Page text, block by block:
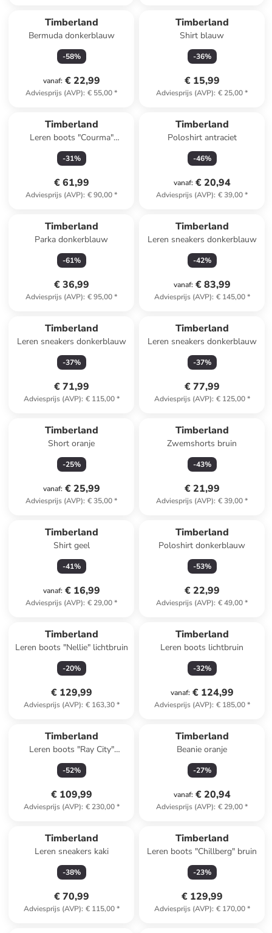
Timberland
Bermuda donkerblauw
-58%
vanaf: € 22,99
Adviesprijs (AVP): € 55,00*
Timberland
Shirt blauw
-36%
€ 15,99
Adviesprijs (AVP): € 25,00*
Timberland
Leren boots "Courma"
lichtbruin
-31%
€ 61,99
Adviesprijs (AVP): € 90,00*
Timberland
Poloshirt antraciet
-46%
vanaf: € 20,94
Adviesprijs (AVP): € 39,00*
Timberland
Parka donkerblauw
-61%
€ 36,99
Adviesprijs (AVP): € 95,00*
Timberland
Leren sneakers donkerblauw
-42%
vanaf: € 83,99
Adviesprijs (AVP): € 145,00*
Timberland
Leren sneakers donkerblauw
-37%
€ 71,99
Adviesprijs (AVP): € 115,00*
Timberland
Leren sneakers donkerblauw
-37%
€ 77,99
Adviesprijs (AVP): € 125,00*
Timberland
Short oranje
-25%
vanaf: € 25,99
Adviesprijs (AVP): € 35,00*
Timberland
Zwemshorts bruin
-43%
€ 21,99
Adviesprijs (AVP): € 39,00*
Timberland
Shirt geel
-41%
vanaf: € 16,99
Adviesprijs (AVP): € 29,00*
Timberland
Poloshirt donkerblauw
-53%
€ 22,99
Adviesprijs (AVP): € 49,00*
Timberland
Leren boots "Nellie" lichtbruin
-20%
€ 129,99
Adviesprijs (AVP): € 163,30*
Timberland
Leren boots lichtbruin
-32%
vanaf: € 124,99
Adviesprijs (AVP): € 185,00*
Timberland
Leren boots "Ray City"
lichtbruin
-52%
€ 109,99
Adviesprijs (AVP): € 230,00*
Timberland
Beanie oranje
-27%
vanaf: € 20,94
Adviesprijs (AVP): € 29,00*
Timberland
Leren sneakers kaki
-38%
€ 70,99
Adviesprijs (AVP): € 115,00*
Timberland
Leren boots "Chillberg" bruin
-23%
€ 129,99
Adviesprijs (AVP): € 170,00*